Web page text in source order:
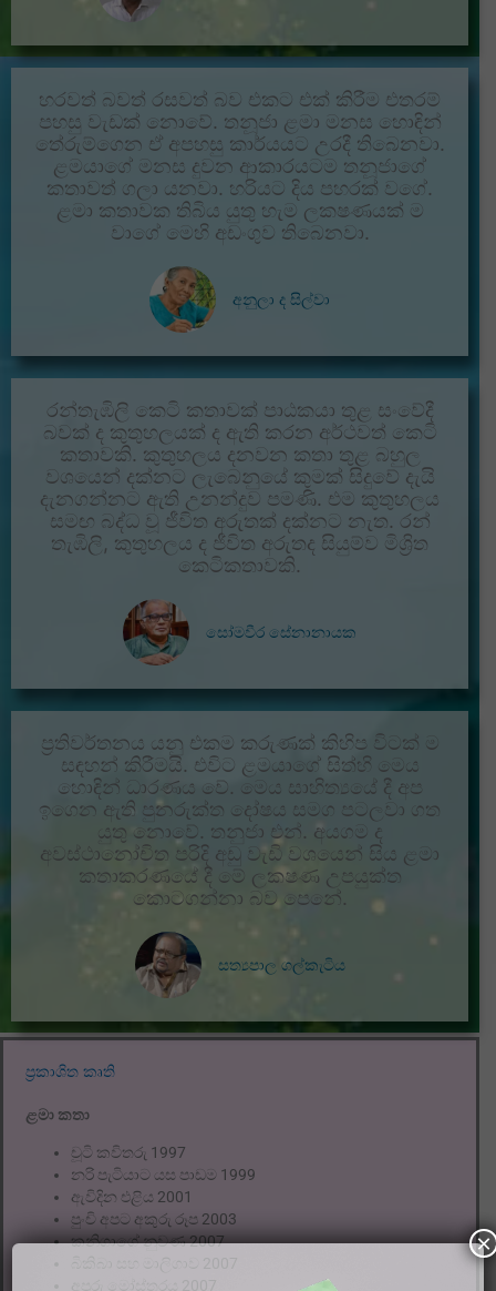
හරවත් බවත් රසවත් බව එකට එක් කිරීම එතරම්
පහසු වැඩක් නොවේ. තනූජා ළමා මනස හොඳින්
තේරුම්ගෙන ඒ අපහසු කාර්යයට උරදී තිබෙනවා.
ළමයාගේ මනස දුවන ආකාරයටම තනූජාගේ
කතාවත් ගලා යනවා. හරියට දිය පහරක් වගේ.
ළමා කතාවක තිබිය යුතු හැම ලකෂණයක් ම
වාගේ මෙහි අඩංගුව තිබෙනවා.
අනුලා ද සිල්වා
රන්තැඹිලි කෙටි කතාවක් පාඨකයා තුළ සංවේදී
බවක් ද කුතුහලයක් ද ඇති කරන අර්ථවත් කෙටි
කතාවකි. කුතුහලය දනවන කතා තුළ බහුල
වශයෙන් දක්නට ලැබෙනුයේ කුමක් සිදුවේ දැයි
දැනගන්නට ඇති උනන්දුව පමණි. එම කුතුහලය
සමඟ බද්ධ වූ ජීවිත අරුතක් දක්නට නැත. රන්
තැඹිලි, කුතුහලය ද ජීවිත අරුතද සියුම්ව මිශ්‍රිත
කෙටිකතාවකි.
සෝමවීර සේනානායක
ප්‍රතිවර්තනය යනු එකම කරුණක් කිහිප විටක් ම
සඳහන් කිරීමයි. එවිට ළමයාගේ සිත්හි මෙය
හොඳින් ධාරණය වේ. මෙය සාහිත්‍යයේ දී අප
ඉගෙන ඇති පුනරුක්ත දෝෂය සමග පටලවා ගත
යුතු නොවේ. තනුජා එන්. අයගම ද
අවස්ථානෝචිත පරිදි අඩු වැඩි වශයෙන් සිය ළමා
කතාකරණයේ දී මේ ලක‍ෂණ උපයුක්ත
කොටගන්නා බව පෙනේ.
සත්‍යපාල ගල්කැටිය
ප්‍රකාශිත කෘති
ළමා කතා
චූටි කවිතරු 1997
නරි පැටියාට යස පාඩම 1999
ඇවිදින එළිය 2001
පුංචි අපට අකුරු රූප 2003
කනිගාගේ නුවණ 2007
×